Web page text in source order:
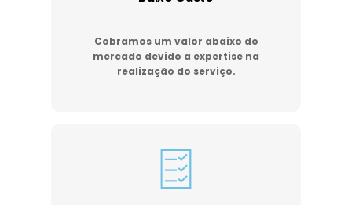
Cobramos um valor abaixo do
mercado devido a expertise na
realização do serviço.